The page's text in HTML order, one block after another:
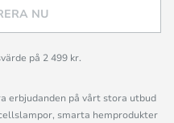
NU
på 2 499 kr.
erbjudanden på vårt stora utbud
smarta hemprodukter